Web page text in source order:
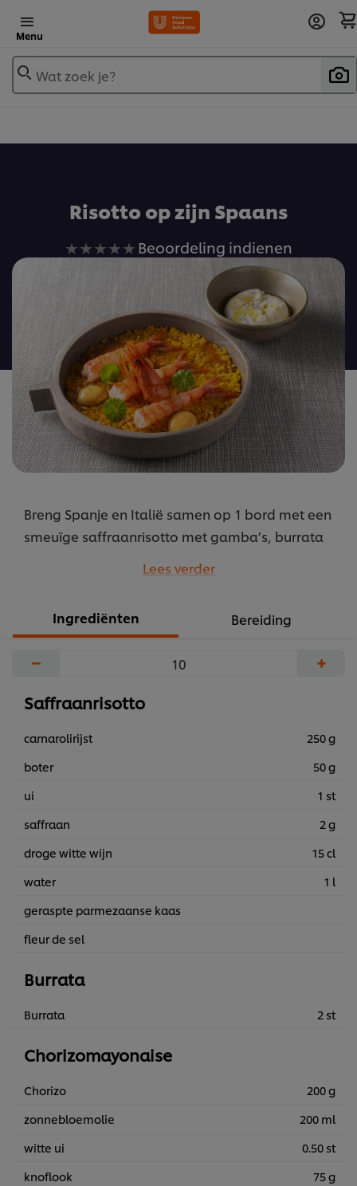
Menu
Wat zoek je?
Risotto op zijn Spaans
Geen
beoordelingen
ingediend
voor
deze
recipe
Beoordeling indienen
Breng Spanje en Italië samen op 1 bord met een
smeuïge saffraanrisotto met gamba’s, burrata
Lees verder
Ingrediënten Bereiding
− +
Saffraanrisotto
carnarolirijst
250 g
boter
50 g
ui
1 st
saffraan
2 g
droge witte wijn
15 cl
water
1 l
geraspte parmezaanse kaas
fleur de sel
Burrata
Burrata 2 st
Chorizomayonaise
Chorizo
200 g
zonnebloemolie
200 ml
witte ui
0.50 st
knoflook
75 g